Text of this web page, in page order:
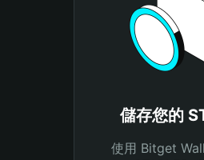
儲存您的
使用 Bitget